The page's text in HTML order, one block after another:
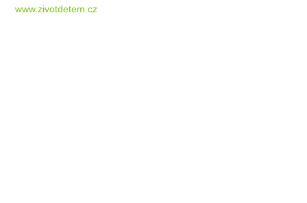
www.zivotdetem.cz